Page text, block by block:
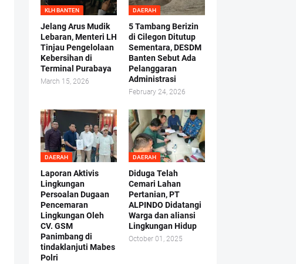
KLH BANTEN
Jelang Arus Mudik
Lebaran, Menteri LH
Tinjau Pengelolaan
Kebersihan di
Terminal Purabaya
March 15, 2026
DAERAH
5 Tambang Berizin
di Cilegon Ditutup
Sementara, DESDM
Banten Sebut Ada
Pelanggaran
Administrasi
February 24, 2026
DAERAH
Laporan Aktivis
Lingkungan
Persoalan Dugaan
Pencemaran
Lingkungan Oleh
CV. GSM
Panimbang di
tindaklanjuti Mabes
Polri
DAERAH
Diduga Telah
Cemari Lahan
Pertanian, PT
ALPINDO Didatangi
Warga dan aliansi
Lingkungan Hidup
October 01, 2025